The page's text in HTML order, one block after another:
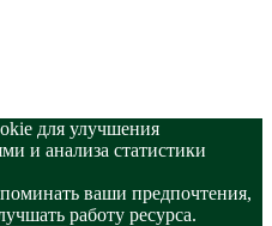
для улучшения
и анализа статистики
ваши предпочтения,
работу ресурса.